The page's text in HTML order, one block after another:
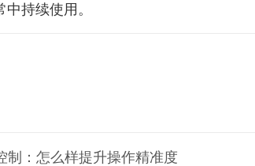
持续使用。
制：怎么样提升操作精准度